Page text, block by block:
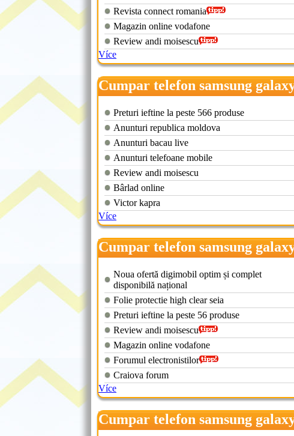
Revista connect romania
Magazin online vodafone
Review andi moisescu
Více
Cumpar telefon samsung
Preturi ieftine la peste 566 produse
Anunturi republica moldova
Anunturi bacau live
Anunturi telefoane mobile
Review andi moisescu
Bârlad online
Victor kapra
Více
Cumpar telefon samsung
s
Noua ofertă digimobil optim și complet
disponibilă național
Folie protectie high clear seia
Preturi ieftine la peste 56 produse
Review andi moisescu
Magazin online vodafone
Forumul electronistilor
Craiova forum
Více
Cumpar telefon samsung